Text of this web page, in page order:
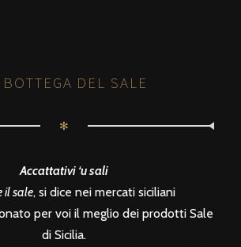
DEL SALE
✻
Accattativi ‘u sali
il sale, si dice nei mercati siciliani
per voi il meglio dei prodotti Sale
di Sicilia.